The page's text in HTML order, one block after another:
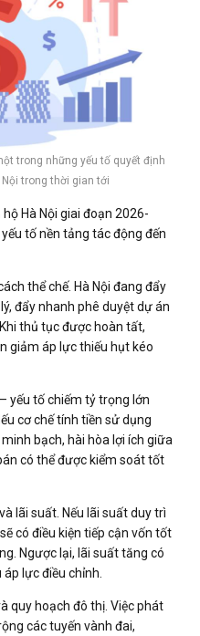
trong những yếu tố quyết định
trong thời gian tới
Hà Nội giai đoạn 2026-
tố nền tảng tác động đến
thể chế. Hà Nội đang đẩy
đẩy nhanh phê duyệt dự án
thủ tục được hoàn tất,
giảm áp lực thiếu hụt kéo
yếu tố chiếm tỷ trọng lớn
cơ chế tính tiền sử dụng
bạch, hài hòa lợi ích giữa
có thể được kiểm soát tốt
lãi suất. Nếu lãi suất duy trì
có điều kiện tiếp cận vốn tốt
Ngược lại, lãi suất tăng có
lực điều chỉnh.
quy hoạch đô thị. Việc phát
các tuyến vành đai,